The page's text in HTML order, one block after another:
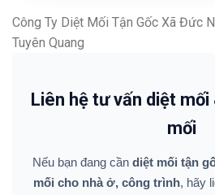
Công Ty Diệt Mối Tận Gốc Xã Đức
Tuyên Quang
Liên hệ tư vấn diệt
mối
Nếu bạn đang cần diệt mối tận
mối cho nhà ở, công trình, hãy